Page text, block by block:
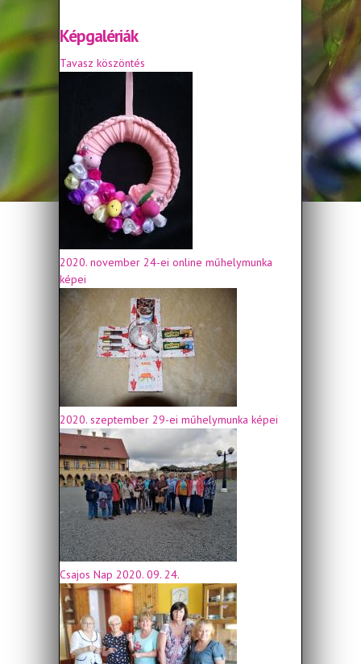
Képgalériák
Tavasz köszöntés
2020. november 24-ei online műhelymunka
képei
2020. szeptember 29-ei műhelymunka képei
Csajos Nap 2020. 09. 24.